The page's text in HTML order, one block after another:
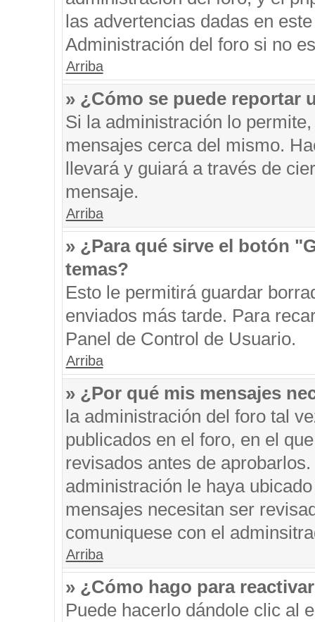
las advertencias dadas en
Administración del foro si no
Arriba
» ¿Cómo se puede reportar
Si la administración lo
mensajes cerca del mismo.
llevará y guiará a través de
mensaje.
Arriba
» ¿Para qué sirve el botón
temas?
Esto le permitirá guardar
enviados más tarde. Para
Panel de Control de Usuario.
Arriba
» ¿Por qué mis mensajes
la administración del foro tal
publicados en el foro, en el
revisados antes de
administración le haya
mensajes necesitan ser
comuniquese con el
Arriba
» ¿Cómo hago para
Puede hacerlo dándole clic al